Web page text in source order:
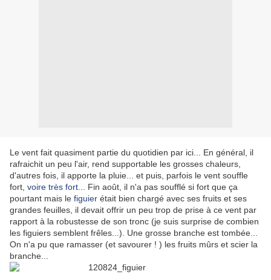
Le vent fait quasiment partie du quotidien par ici... En général, il
rafraichit un peu l'air, rend supportable les grosses chaleurs,
d'autres fois, il apporte la pluie... et puis, parfois le vent souffle
fort, voire très fort ... Fin août, il n'a pas soufflé si fort que ça
pourtant mais le figuier était bien chargé avec ses fruits et ses
grandes feuilles, il devait offrir un peu trop de prise à ce vent par
rapport à la robustesse de son tronc (je suis surprise de combien
les figuiers semblent frêles...). Une grosse branche est tombée...
On n'a pu que ramasser (et savourer ! ) les fruits mûrs et scier la
branche...